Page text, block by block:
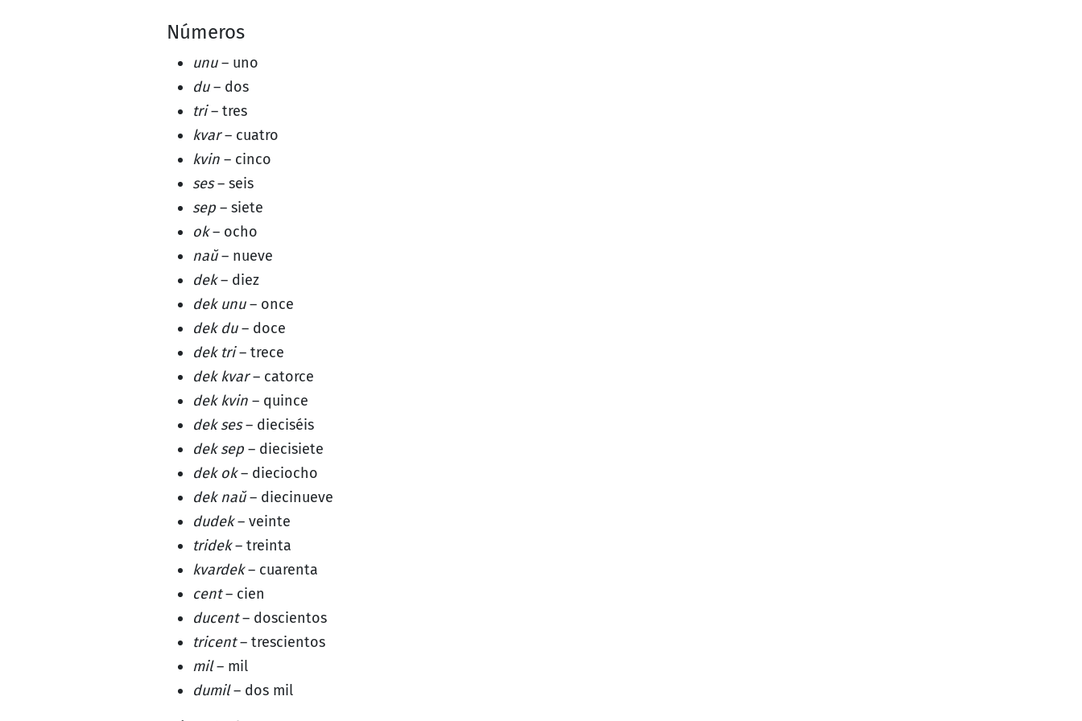
Números
unu– uno
du– dos
tri– tres
kvar– cuatro
kvin – cinco
ses– seis
sep – siete
ok– ocho
naŭ– nueve
dek– diez
dek unu– once
dek du– doce
dek tri– trece
dek kvar– catorce
dek kvin – quince
dek ses– dieciséis
dek sep – diecisiete
dek ok– dieciocho
dek naŭ– diecinueve
dudek– veinte
tridek– treinta
kvardek– cuarenta
cent– cien
ducent– doscientos
tricent– trescientos
mil– mil
dumil– dos mil